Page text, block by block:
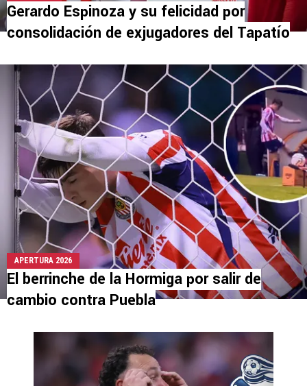
Gerardo Espinoza y su felicidad por
consolidación de exjugadores del Tapatío
APERTURA 2026
El berrinche de la Hormiga por salir de
cambio contra Puebla